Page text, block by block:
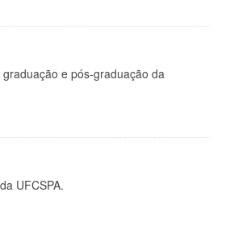
e pós-graduação da
UFCSPA.